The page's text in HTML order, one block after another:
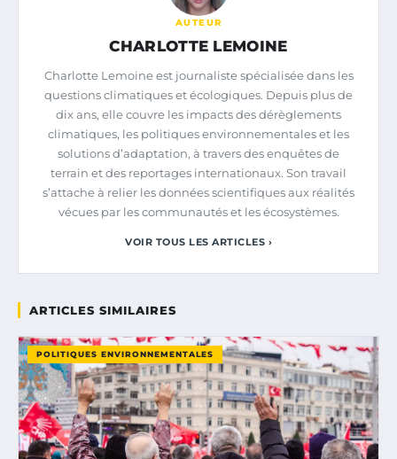
AUTEUR
CHARLOTTE LEMOINE
Charlotte Lemoine est journaliste spécialisée dans les
questions climatiques et écologiques. Depuis plus de
dix ans, elle couvre les impacts des dérèglements
climatiques, les politiques environnementales et les
solutions d’adaptation, à travers des enquêtes de
terrain et des reportages internationaux. Son travail
s’attache à relier les données scientifiques aux réalités
vécues par les communautés et les écosystèmes.
VOIR TOUS LES ARTICLES ›
ARTICLES SIMILAIRES
POLITIQUES ENVIRONNEMENTALES